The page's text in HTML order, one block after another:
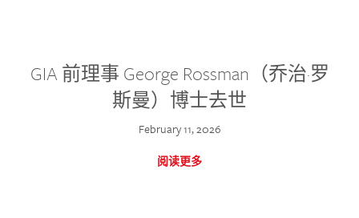
GIA 前理事 George Rossman（乔治·罗
斯曼）博士去世
February 11, 2026
阅读更多